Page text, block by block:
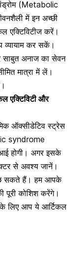
(Metabolic
में इन अच्छी
एक्टिविटीज करें।
व्यायाम कर सकें।
साबुत अनाज का सेवन
मात्रा में लें।
एक्टिविटी और
ऑक्सीडेटिव स्ट्रेस
syndrome
होगी। अगर इसके
से अवश्य जानें।
सकते हैं। हम आपके
पूरी कोशिश करेंगे।
के लिए आप ये आर्टिकल